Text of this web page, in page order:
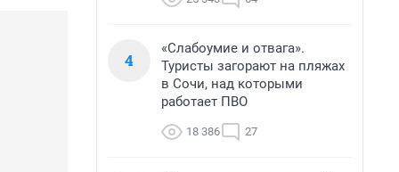
4
«Слабоумие и отвага».
Туристы загорают на пляжах
в Сочи, над которыми
работает ПВО
18 386 27